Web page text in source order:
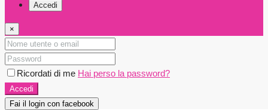
Accedi
×
Ricordati di me Hai perso la password?
Accedi
Fai il login con facebook